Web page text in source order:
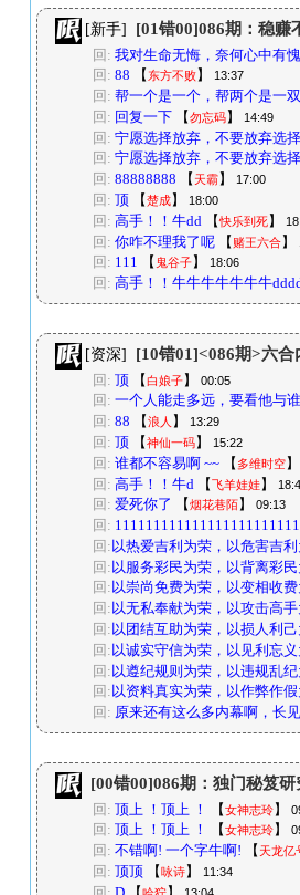
[新手] [01错00]086期：稳赚
回: 我对生命无悔，奈何心中有
回: 88 【 东方不败】 13:37
回: 帮一个是一个，帮两个是一
回: 回复一下 【勿忘码】 14:49
回: 宁愿选择放弃，不要放弃选择
回: 宁愿选择放弃，不要放弃选择
回: 88888888 【 天霸】 17:00
回: 顶 【楚成】 18:00
回: 高手！！牛dd 【快乐到死】
回: 你咋不理我了呢 【赌王六合】
回: 111 【 鬼谷子】 18:06
回: 高手！！牛牛牛牛牛牛牛
[资深] [10错01]<086期>
回: 顶 【白娘子】 00:05
回: 一个人能走多远，要看他与
回: 88 【浪人 】 13:29
回: 顶 【神仙一码】 15:22
回: 谁都不容易啊 ~~ 【多维时空】
回: 高手！！牛d 【飞羊娃娃】
回: 爱死你了 【烟花巷陌】 09:13
回:
回: 以热爱吉利为荣，以危害吉利
回:以服务彩民为荣，以背离彩民
回: 以崇尚免费为荣，以变相收费
回: 以无私奉献为荣，以攻击高手
回: 以团结互助为荣，以损人利己
回: 以诚实守信为荣，以见利忘义
回:以遵纪规则为荣，以违规乱纪
回: 以资料真实为荣，以作弊作假
回: 原来还有这么多内幕啊，长
[00错00]086期：独门秘笈研
回: 顶上 ！顶上 ！ 【女神志玲】
回: 顶上 ！顶上 ！ 【女神志玲】
回: 不错啊! 一个字牛啊! 【 天龙亿
回: 顶顶 【咏诗】 11:34